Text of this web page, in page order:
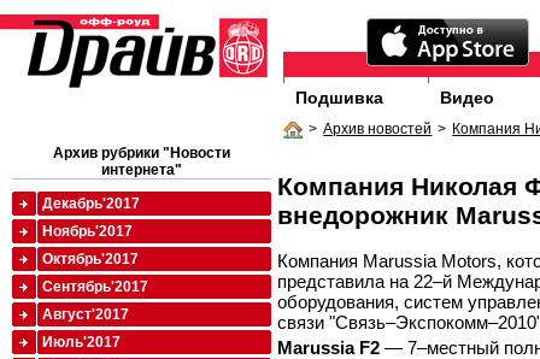
Подшивка Видео
> Архив новостей > Компания
Компания Николая
внедорожник
Компания Marussia Motors,
представила на 22–й
оборудования, систем
связи
Marussia F2— 7–местный
Архив рубрики "Новости
интернета"
Декабрь'2017
Ноябрь'2017
Октябрь'2017
Сентябрь'2017
Август'2017
Июль'2017